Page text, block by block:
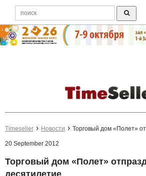
Timeseller Новости Торговый дом «Полет»
20 September 2012
Торговый дом «Полет»